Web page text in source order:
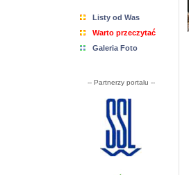
Listy od Was
Warto przeczytać
Galeria Foto
-- Partnerzy portalu --